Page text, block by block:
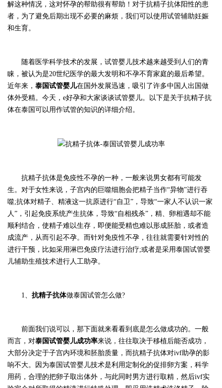
解这种情况，这对怀孕的帮助很有帮助！对于抗精子抗体阳性的患
者，为了避免后期出现不必要的麻烦，我们可以使用试管辅助妊娠
和生育。
随着医学科学技术的发展，试管婴儿技术越来越受到人们的青
睐，被认为是20世纪医学的最大发明和不孕不育家庭的最后希望。
近年来， 泰国试管婴儿在国外发展迅速，吸引了许多中国人出国做
体外受精。今天， e好孕和大家谈谈试管婴儿。以下是关于抗精子抗
体在泰国可以用作试管的知识的详细介绍。
抗精子抗体是免疫性不孕的一种，一般来说男女都有可能发
生。对于女性来说，子宫内的巨噬细胞会把精子当作“异物”进行吞
噬;抗体对精子、精液这一抗原进行“自卫”，导致“一家人不认识一家
人”，引起免疫系统产生抗体，导致“自相残杀”，精、卵相遇却不能
顺利结合，使精子难以生存，即便能受精也难以形成胚胎，或者造
成流产，从而引起不孕。而针对免疫性不孕，往往就需要针对性的
进行干预，比如采用淋巴免疫疗法进行治疗;或者是采用泰国试管婴
儿辅助生殖技术进行人工助孕。
1、 抗精子抗体做泰国试管怎么做?
前面我们说可以，那下面就来看看到底是怎么做成功的。一般
而言，对泰国试管婴儿成功率来说，往往取决于移植后能否成功，
大部分决定于子宫内环境和胚胎质量，而抗精子抗体对ivf助孕的影
响不大。因为泰国试管婴儿技术是利用定制化的促排卵方案，科学
用药，合理的把卵子取出体外，与此同时男方进行取精，然后ivf实